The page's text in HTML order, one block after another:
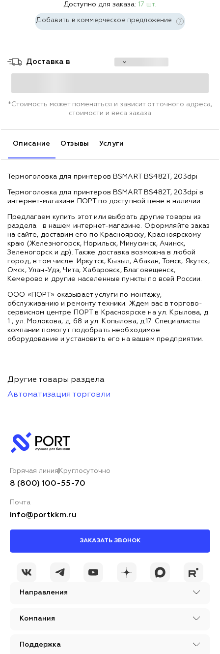
Доступно для заказа: 17 шт.
Добавить в коммерческое предложение
Доставка в
*Стоимость может поменяться и зависит от точного адреса,
стоимости и веса заказа
Описание Отзывы Услуги
Термоголовка для принтеров BSMART BS482T, 203dpi
Термоголовка для принтеров BSMART BS482T, 203dpi в
интернет-магазине ПОРТ по доступной цене в наличии.
Предлагаем купить этот или выбрать другие товары из
раздела
в нашем интернет-магазине. Оформляйте заказ
на сайте, доставим его по Красноярску, Красноярскому
краю (Железногорск, Норильск, Минусинск, Ачинск,
Зеленогорск и др). Также доставка возможна в любой
город, в том числе: Иркутск, Кызыл, Абакан, Томск, Якутск,
Омск, Улан-Удэ, Чита, Хабаровск, Благовещенск,
Кемерово и другие населенные пункты по всей России.
ООО «ПОРТ» оказывает услуги по монтажу,
обслуживанию и ремонту техники. Ждем вас в торгово-
сервисном центре ПОРТ в Красноярске на ул. Крылова, д.
1 , ул. Молокова, д. 68 и ул. Копылова, д.17. Специалисты
компании помогут подобрать необходимое
оборудование и установить его на вашем предприятии.
Другие товары раздела
Автоматизация торговли
Направления
Компания
Поддержка
Горячая линия Круглосуточно
8 (800) 100-55-70
Почта
info@portkkm.ru
ЗАКАЗАТЬ ЗВОНОК